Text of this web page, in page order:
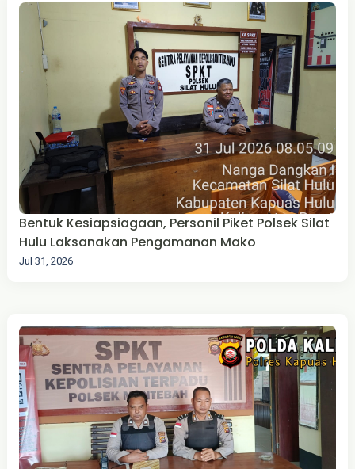
Bentuk Kesiapsiagaan, Personil Piket Polsek Silat
Hulu Laksanakan Pengamanan Mako
Jul 31, 2026